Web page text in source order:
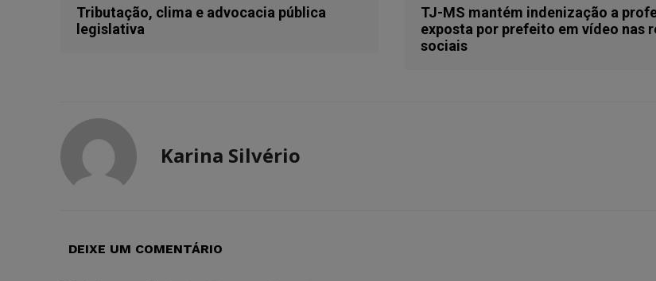
Tributação, clima e advocacia pública
legislativa
TJ-MS mantém indenização a
exposta por prefeito em vídeo nas
sociais
Karina Silvério
DEIXE UM COMENTÁRIO